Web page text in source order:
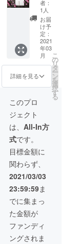
IRE内の
【活動
報告】
機能を
利用し
投稿さ
せて頂
き 集め
た資金
したこ
とを
メール
にてご
報告さ
せてい
ただき
ます
便利
ケース
入りの
ポケッ
トサイ
ズ紙石
鹸１０
枚入り
を一つ
同封さ
せてい
ただき
ます ー
メー
ルー ●
クロ
ちゃん
の画像
３パ
ターン
（添
付） ●
携帯待
受画像
２パ
ターン
（添
付）
※Googl
者：
1人
お届
け予
定：
2021
年03
月
詳細を見る
こ
の
リ
タ
ー
ン
を
選
択
す
る
このプロ
ジェクト
は、 All-In方
式です。
目標金額に
関わらず、
2021/03/03
23:59:59ま
でに集まっ
た金額が
ファンディ
ングされま